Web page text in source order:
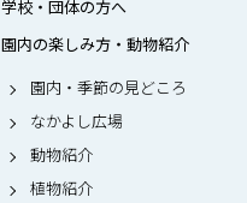
学校・団体の方へ
園内の楽しみ方・動物紹介
園内・季節の見どころ
なかよし広場
動物紹介
植物紹介